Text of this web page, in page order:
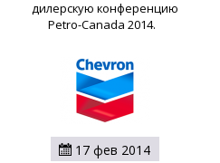
дилерскую конференцию
Petro-Canada 2014.
17 фев 2014